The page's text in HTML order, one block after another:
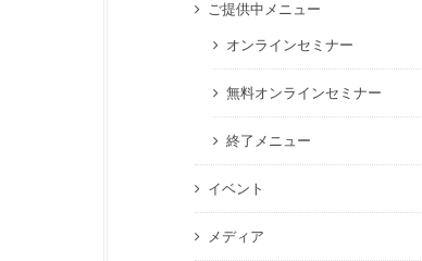
ご提供中メニュー
オンラインセミナー
無料オンラインセミナー
終了メニュー
イベント
メディア